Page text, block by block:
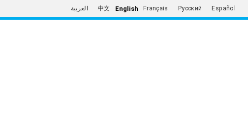
العربية 中文 English Français Русский Español